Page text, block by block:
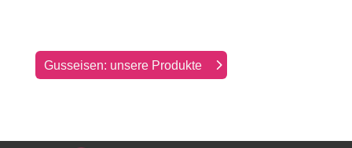
Gusseisen: unsere Produkte